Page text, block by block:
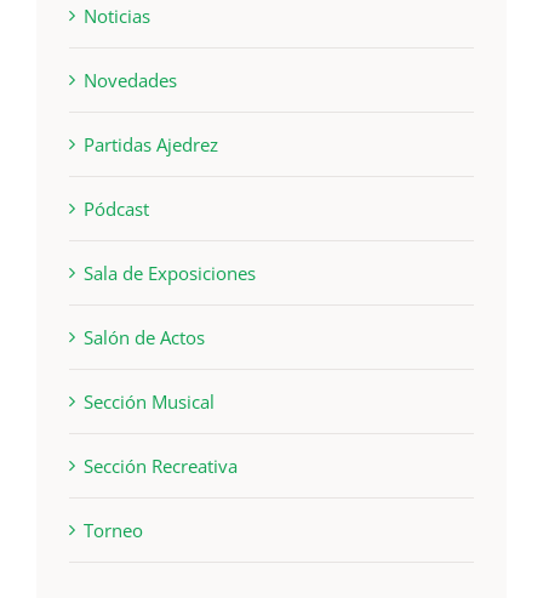
Noticias
Novedades
Partidas Ajedrez
Pódcast
Sala de Exposiciones
Salón de Actos
Sección Musical
Sección Recreativa
Torneo